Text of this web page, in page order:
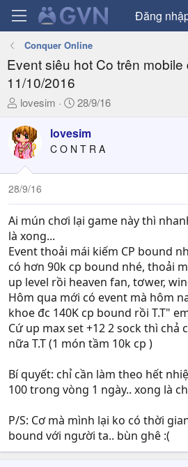
Đăng
Conquer Online
Event siêu hot Co trên
11/10/2016
T
r
e
a
d
s
t
a
r
t
e
r
lovesim
N
à
y
ử
28/9/16
lovesim
C O N T R A
28/9/16
Ai mún chơi lại game này thì
là xong...
Event thoải mái kiếm CP bound
có hơn 90k cp bound nhé, thoải
up level rồi heaven fan, tơwer,
Hôm qua mới có event mà hôm
khoe đc 140K cp bound rồi T.T"
Cứ up max set +12 2 sock thì chả
nữa T.T (1 món tầm 10k cp )
Bí quyết: chỉ cần làm theo hết
100 trong vòng 1 ngày.. xong là
P/S: Cơ mà mình lại ko có thời
bound với người ta.. bùn ghê :(